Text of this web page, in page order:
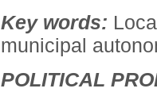
Key words:
municipal
POLITICAL